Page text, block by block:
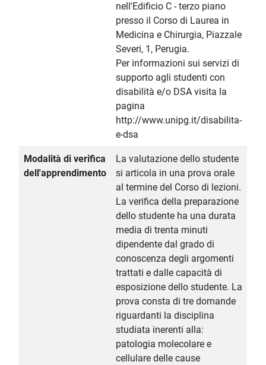
nell'Edificio C - terzo piano
presso il Corso di Laurea in
Medicina e Chirurgia, Piazzale
Severi, 1, Perugia.
Per informazioni sui servizi di
supporto agli studenti con
disabilità e/o DSA visita la
pagina
http://www.unipg.it/disabilita-
e-dsa
Modalità di verifica
dell'apprendimento
La valutazione dello studente
si articola in una prova orale
al termine del Corso di lezioni.
La verifica della preparazione
dello studente ha una durata
media di trenta minuti
dipendente dal grado di
conoscenza degli argomenti
trattati e dalle capacità di
esposizione dello studente. La
prova consta di tre domande
riguardanti la disciplina
studiata inerenti alla:
patologia molecolare e
cellulare delle cause